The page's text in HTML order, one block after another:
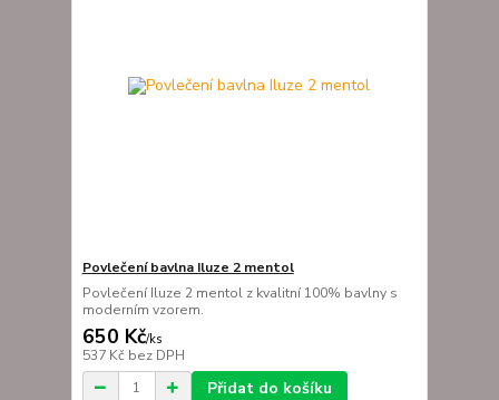
Povlečení bavlna Iluze 2 mentol
Povlečení Iluze 2 mentol z kvalitní 100% bavlny s
moderním vzorem.
650 Kč/ks
537 Kč bez DPH
Přidat do košíku